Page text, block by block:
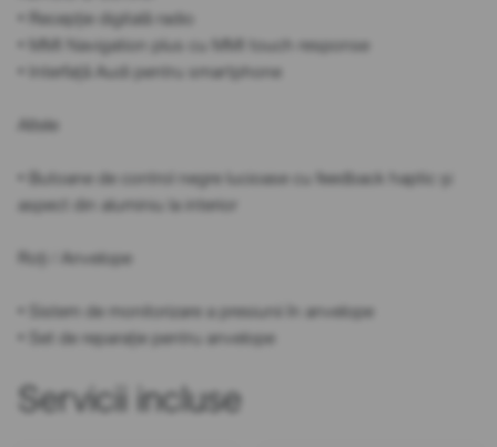
• Recepție digitală radio
• MMI Navigation plus cu MMI touch response
• Interfață Audi pentru smartphone
Altele
• Butoane de control negre lucioase cu feedback haptic și
aspect din aluminiu la interior
Roți / Anvelope
• Sistem de monitorizare a presiunii în anvelope
• Set de reparație pentru anvelope
Servicii incluse